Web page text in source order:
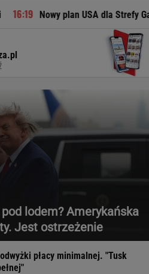
plan USA dla Strefy Gazy. Jest
lodem? Amerykańska
Jest ostrzeżenie
płacy minimalnej. "Tusk